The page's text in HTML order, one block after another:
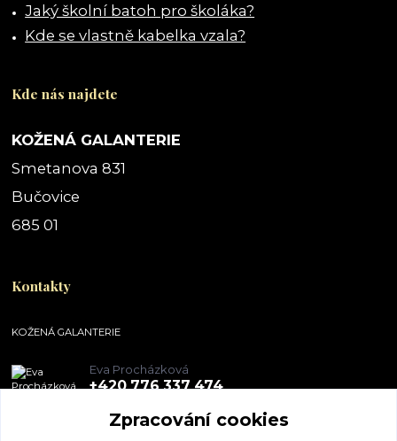
Jaký školní batoh pro školáka?
Kde se vlastně kabelka vzala?
Kde nás najdete
KOŽENÁ GALANTERIE
Smetanova 831
Bučovice
685 01
Kontakty
KOŽENÁ GALANTERIE
Eva Procházková
+420 776 337 474
obchod@pegal.cz
Zpracování cookies